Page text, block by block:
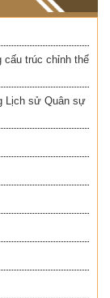
cấu trúc chỉnh thể
Lịch sử Quân sự